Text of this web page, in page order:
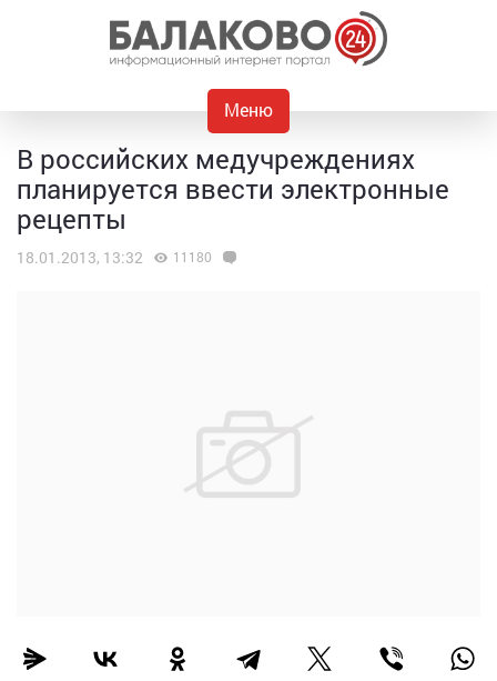
Меню
В российских медучреждениях
планируется ввести электронные
рецепты
18.01.2013, 13:32 11180